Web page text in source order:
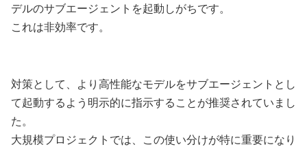
デルのサブエージェントを起動しがちです。
これは非効率です。
対策として、より高性能なモデルをサブエージェントとし
て起動するよう明示的に指示することが推奨されていまし
た。
大規模プロジェクトでは、この使い分けが特に重要になり